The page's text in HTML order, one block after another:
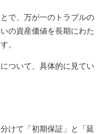
で、万が一のトラブルの
の資産価値を長期にわた
。
ついて、具体的に見てい
けて「初期保証」と「延